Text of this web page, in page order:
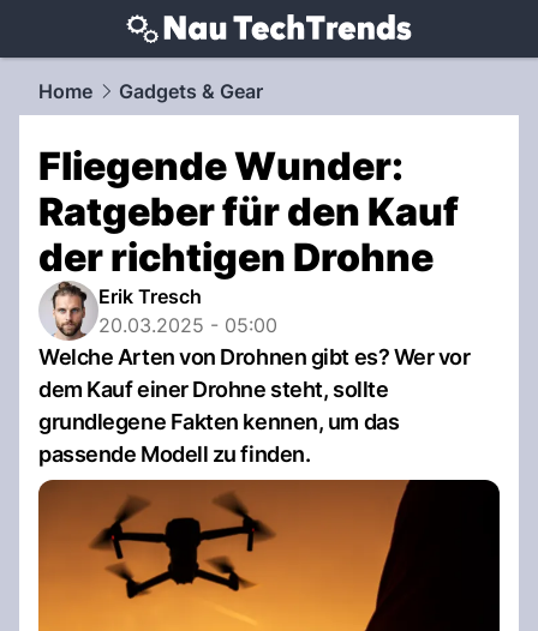
techtrends.NAU.ch
Home Gadgets & Gear
Fliegende Wunder:
Ratgeber für den Kauf
der richtigen Drohne
Erik Tresch
20.03.2025 - 05:00
Welche Arten von Drohnen gibt es? Wer vor
dem Kauf einer Drohne steht, sollte
grundlegene Fakten kennen, um das
passende Modell zu finden.